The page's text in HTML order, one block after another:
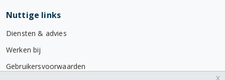
Nuttige links
Diensten & advies
Werken bij
Gebruikersvoorwaarden
x